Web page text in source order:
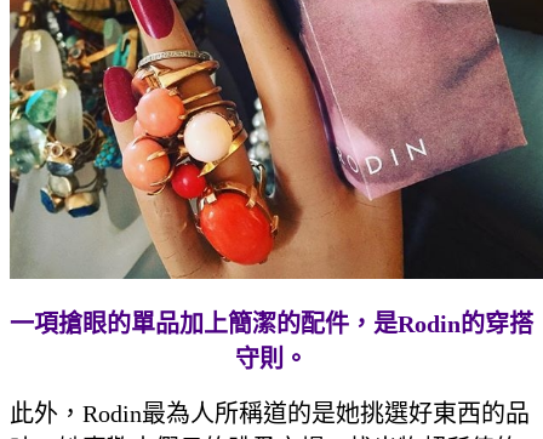
一項搶眼的單品加上簡潔的配件，是Rodin的穿搭
守則。
此外，Rodin最為人所稱道的是她挑選好東西的品